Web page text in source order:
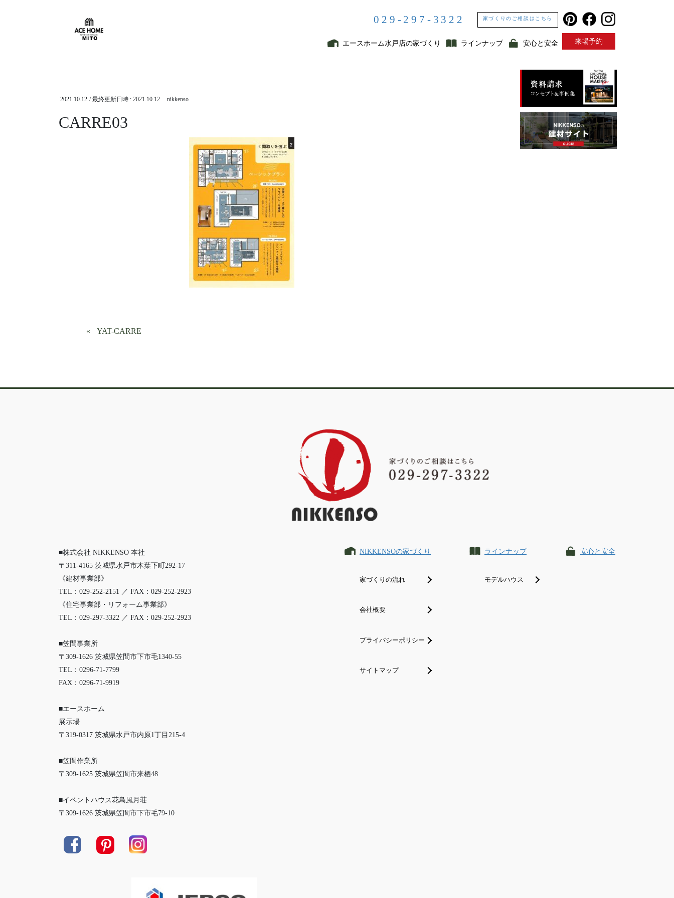
029-297-3322 家づくりのご相談はこちら
エースホーム水戸店の家づくり ラインナップ 安心と安全 来場予約
2021.10.12 / 最終更新日時 : 2021.10.12 nikkenso
CARRE03
YAT-CARRE
■株式会社 NIKKENSO 本社
〒311-4165 茨城県水戸市木葉下町292-17
《建材事業部》
TEL：029-252-2151 ／ FAX：029-252-2923
《住宅事業部・リフォーム事業部》
TEL：029-297-3322 ／ FAX：029-252-2923
■笠間事業所
〒309-1626 茨城県笠間市下市毛1340-55
TEL：0296-71-7799
FAX：0296-71-9919
■エースホーム
展示場
〒319-0317 茨城県水戸市内原1丁目215-4
■笠間作業所
〒309-1625 茨城県笠間市来栖48
■イベントハウス花鳥風月荘
〒309-1626 茨城県笠間市下市毛79-10
NIKKENSOの家づくり
家づくりの流れ
会社概要
プライバシーポリシー
サイトマップ
ラインナップ
モデルハウス
安心と安全